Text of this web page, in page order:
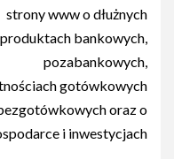
strony www o dłużnych
produktach bankowych,
pozabankowych,
gotówkowych
oraz o
i inwestycjach